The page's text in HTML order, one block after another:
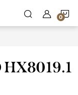
HX8019.1